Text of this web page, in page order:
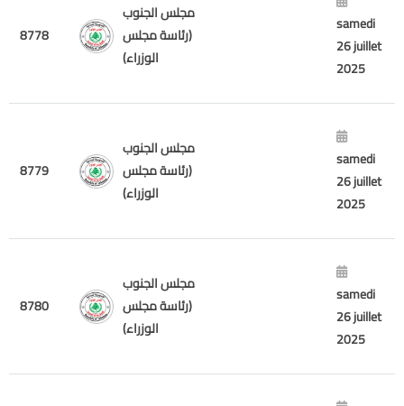
8778
مجلس الجنوب
(رئاسة مجلس
الوزراء)
samedi
26 juillet
2025
8779
مجلس الجنوب
(رئاسة مجلس
الوزراء)
samedi
26 juillet
2025
8780
مجلس الجنوب
(رئاسة مجلس
الوزراء)
samedi
26 juillet
2025